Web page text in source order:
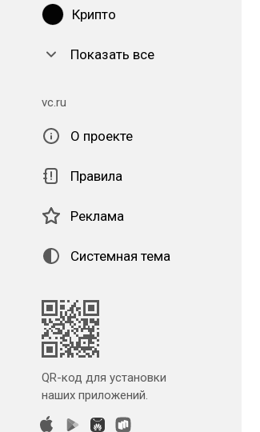
Крипто
Показать все
vc.ru
О проекте
Правила
Реклама
Системная тема
QR-код для установки
наших приложений.